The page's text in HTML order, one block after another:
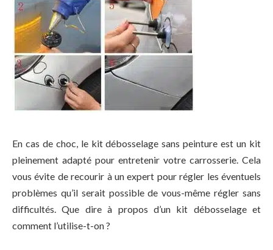
En cas de choc, le kit débosselage sans peinture est un kit
pleinement adapté pour entretenir votre carrosserie. Cela
vous évite de recourir à un expert pour régler les éventuels
problèmes qu’il serait possible de vous-même régler sans
difficultés. Que dire à propos d’un kit débosselage et
comment l’utilise-t-on ?